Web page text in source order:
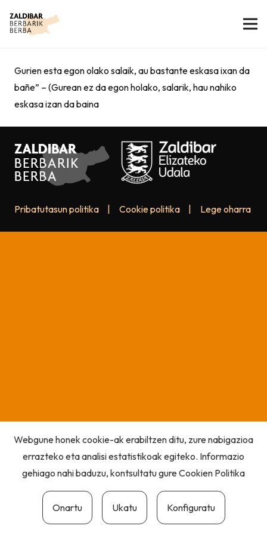
Gurien esta egon olako salaik, au bastante eskasa ixan da
bañe” – (Gurean ez da egon holako, salarik, hau nahiko
eskasa izan da baina
Pribatutasun politika Cookie politika Lege oharra
Webgune honek cookie-ak erabiltzen ditu, zure nabigazioa
errazteko eta analisi estatistikoak egiteko. Informazio
gehiago nahi baduzu, kontsultatu gureCookien Politika
Onartu Ukatu Konfiguratu